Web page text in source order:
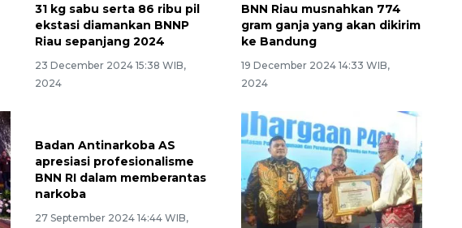
31 kg sabu serta 86 ribu pil
ekstasi diamankan BNNP
Riau sepanjang 2024
23 December 2024 15:38 WIB,
2024
BNN Riau musnahkan 774
gram ganja yang akan dikirim
ke Bandung
19 December 2024 14:33 WIB,
2024
Badan Antinarkoba AS
apresiasi profesionalisme
BNN RI dalam memberantas
narkoba
27 September 2024 14:44 WIB,